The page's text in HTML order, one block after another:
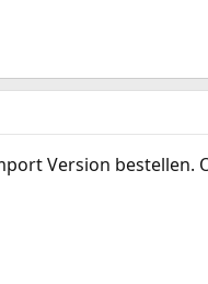
Version bestellen.